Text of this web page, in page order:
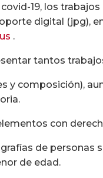
19, los
digital (jpg),
.
tantos
y composición),
con
de personas
de edad.